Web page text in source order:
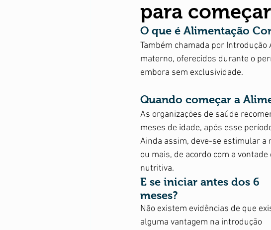
Adolescentes Detox Vida saudável
Primavera Nutrição Verão
para
O que é Alimentação
Também chamada por
materno, oferecidos durante o
embora sem exclusividade.
Quando começar a
As organizações de saúde
meses de idade, após esse
Ainda assim, deve-se estimular a
ou mais, de acordo com a
nutritiva.
E se iniciar antes dos 6
meses?
Não existem evidências de que
alguma vantagem na introdução